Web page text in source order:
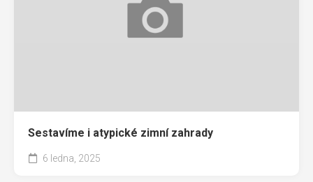
Sestavíme i atypické zimní zahrady
6 ledna, 2025